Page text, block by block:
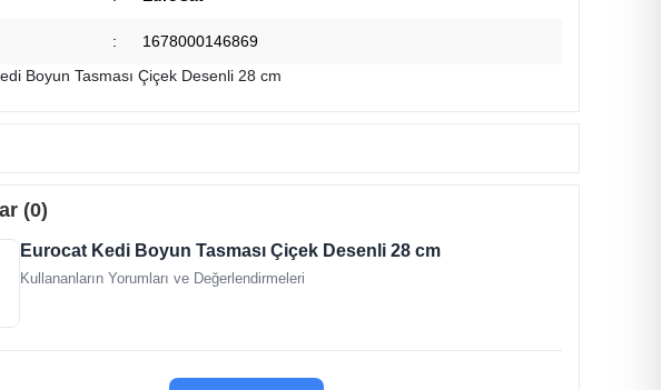
:
1678000146869
Boyun Tasması Çiçek Desenli 28 cm
(0)
Eurocat Kedi Boyun Tasması Çiçek Desenli 28 cm
Kullananların Yorumları ve Değerlendirmeleri